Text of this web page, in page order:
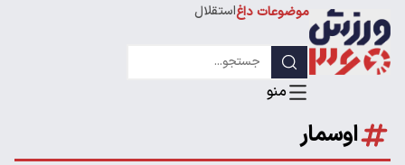
موضوعات داغاستقلال
اوسمار